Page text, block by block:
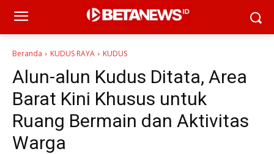
Beranda KUDUS RAYA KUDUS
Alun-alun Kudus Ditata, Area
Barat Kini Khusus untuk
Ruang Bermain dan Aktivitas
Warga